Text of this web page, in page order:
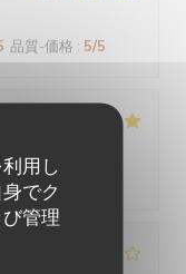
用し
でク
管理
品質-価格 : 5/5
品質-価格